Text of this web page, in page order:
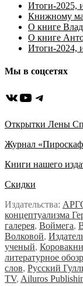
Итоги-2025,
Книжному
О книге
О книге
Итоги-2024,
Мы в соцсетях
ВКонтакте
YouTube
Telegram
Открытки Лены
Журнал
Книги нашего
Скидки
Издательства:
концептуализма
галерея, Воймега,
Волковой,
ученый,
литературное
слов, Русский
TV, Ailuros